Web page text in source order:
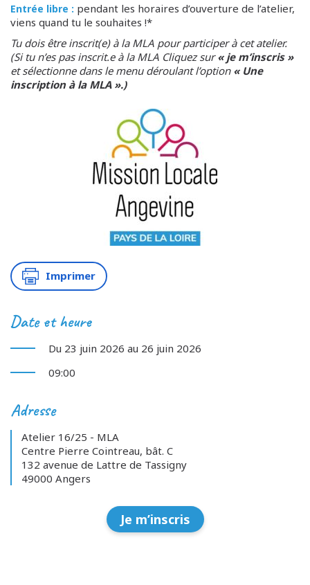
Entrée libre : pendant les horaires d’ouverture de l’atelier,
viens quand tu le souhaites !*
Tu dois être inscrit(e) à la MLA pour participer à cet atelier.
(Si tu n’es pas inscrit.e à la MLA Cliquez sur« je m’inscris »
et sélectionne dans le menu déroulant l’option « Une
inscription à la MLA ».)
Imprimer
Date et heure
Du 23 juin 2026 au 26 juin 2026
09:00
Adresse
Atelier 16/25 - MLA
Centre Pierre Cointreau, bât. C
132 avenue de Lattre de Tassigny
49000 Angers
Je m’inscris